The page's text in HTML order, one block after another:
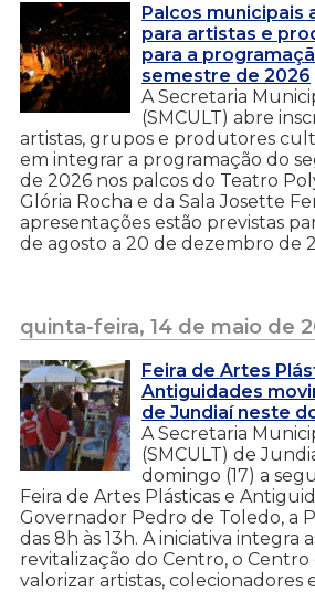
Palcos municipais
para artistas e
para a
semestre de 2026
A Secretaria
(SMCULT) abre
artistas, grupos e produtores
em integrar a programação do
de 2026 nos palcos do Teatro
Glória Rocha e da Sala Josette
apresentações estão previstas
de agosto a 20 de dezembro de
quinta-feira, 14 de maio de
Feira de Artes
Antiguidades
de Jundiaí neste
A Secretaria
(SMCULT) de
domingo (17) a
Feira de Artes Plásticas e
Governador Pedro de Toledo, a
das 8h às 13h. A iniciativa integra
revitalização do Centro, o Centro
valorizar artistas, colecionadores